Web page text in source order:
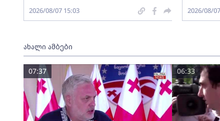
2026/08/07 15:03 2026/08/
ახალი ამბები
07:37 06:33